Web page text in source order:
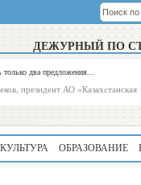
ДЕЖУРНЫЙ ПО
два предложения...
президент АО «Казахстанская
КУЛЬТУРА ОБРАЗОВАНИЕ